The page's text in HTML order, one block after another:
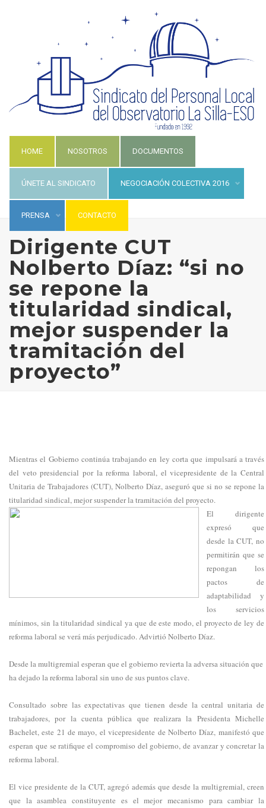
HOME NOSOTROS DOCUMENTOS
ÚNETE AL SINDICATO NEGOCIACIÓN COLECTIVA 2016
PRENSA CONTACTO
Dirigente CUT
Nolberto Díaz: “si no
se repone la
titularidad sindical,
mejor suspender la
tramitación del
proyecto”
Mientras el Gobierno continúa trabajando en ley corta que impulsará a través
del veto presidencial por la reforma laboral, el vicepresidente de la Central
Unitaria de Trabajadores (CUT), Nolberto Díaz, aseguró que si no se repone la
titularidad sindical, mejor suspender la tramitación del proyecto.
El dirigente
expresó que
desde la CUT, no
permitirán que se
repongan los
pactos de
adaptabilidad y
los servicios
mínimos, sin la titularidad sindical ya que de este modo, el proyecto de ley de
reforma laboral se verá más perjudicado. Advirtió Nolberto Díaz.
Desde la multigremial esperan que el gobierno revierta la adversa situación que
ha dejado la reforma laboral sin uno de sus puntos clave.
Consultado sobre las expectativas que tienen desde la central unitaria de
trabajadores, por la cuenta pública que realizara la Presidenta Michelle
Bachelet, este 21 de mayo, el vicepresidente de Nolberto Díaz, manifestó que
esperan que se ratifique el compromiso del gobierno, de avanzar y concretar la
reforma laboral.
El vice presidente de la CUT, agregó además que desde la multigremial, creen
que la asamblea constituyente es el mejor mecanismo para cambiar la